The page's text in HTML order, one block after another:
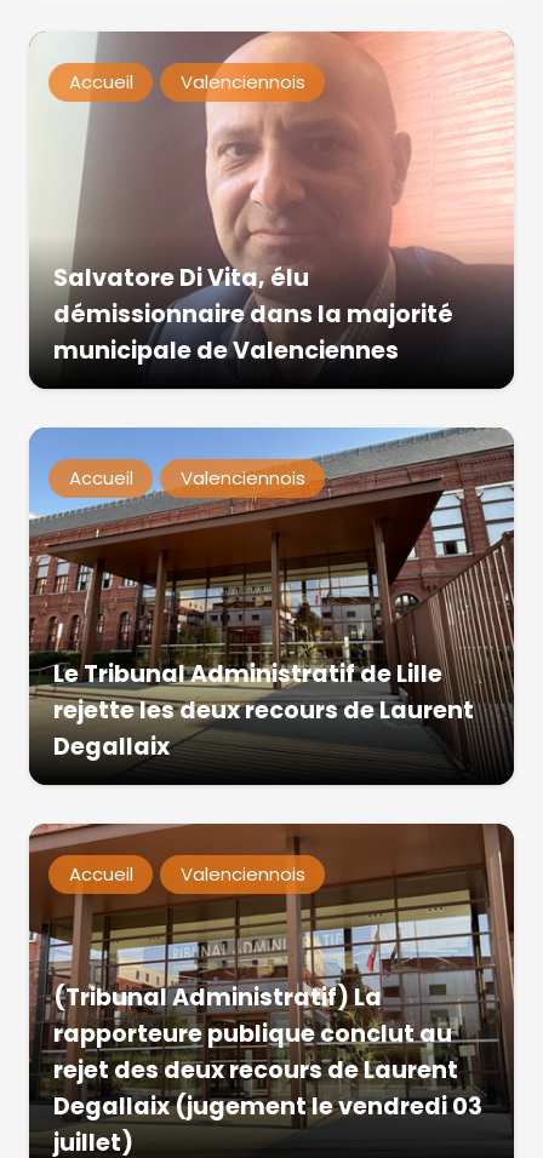
Accueil Valenciennois
Salvatore Di Vita, élu
démissionnaire dans la majorité
municipale de Valenciennes
Accueil Valenciennois
Le Tribunal Administratif de Lille
rejette les deux recours de Laurent
Degallaix
Accueil Valenciennois
(Tribunal Administratif) La
rapporteure publique conclut au
rejet des deux recours de Laurent
Degallaix (jugement le vendredi 03
juillet)